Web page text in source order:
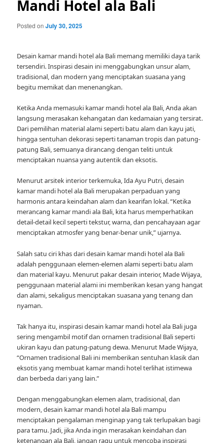
Mandi Hotel ala Bali
Posted onJuly 30, 2025
Desain kamar mandi hotel ala Bali memang memiliki daya tarik
tersendiri. Inspirasi desain ini menggabungkan unsur alam,
tradisional, dan modern yang menciptakan suasana yang
begitu memikat dan menenangkan.
Ketika Anda memasuki kamar mandi hotel ala Bali, Anda akan
langsung merasakan kehangatan dan kedamaian yang tersirat.
Dari pemilihan material alami seperti batu alam dan kayu jati,
hingga sentuhan dekorasi seperti tanaman tropis dan patung-
patung Bali, semuanya dirancang dengan teliti untuk
menciptakan nuansa yang autentik dan eksotis.
Menurut arsitek interior terkemuka, Ida Ayu Putri, desain
kamar mandi hotel ala Bali merupakan perpaduan yang
harmonis antara keindahan alam dan kearifan lokal. “Ketika
merancang kamar mandi ala Bali, kita harus memperhatikan
detail-detail kecil seperti tekstur, warna, dan pencahayaan agar
menciptakan atmosfer yang benar-benar unik,” ujarnya.
Salah satu ciri khas dari desain kamar mandi hotel ala Bali
adalah penggunaan elemen-elemen alami seperti batu alam
dan material kayu. Menurut pakar desain interior, Made Wijaya,
penggunaan material alami ini memberikan kesan yang hangat
dan alami, sekaligus menciptakan suasana yang tenang dan
nyaman.
Tak hanya itu, inspirasi desain kamar mandi hotel ala Bali juga
sering mengambil motif dan ornamen tradisional Bali seperti
ukiran kayu dan patung-patung dewa. Menurut Made Wijaya,
“Ornamen tradisional Bali ini memberikan sentuhan klasik dan
eksotis yang membuat kamar mandi hotel terlihat istimewa
dan berbeda dari yang lain.”
Dengan menggabungkan elemen alam, tradisional, dan
modern, desain kamar mandi hotel ala Bali mampu
menciptakan pengalaman menginap yang tak terlupakan bagi
para tamu. Jadi, jika Anda ingin merasakan keindahan dan
ketenangan ala Bali, jangan ragu untuk mencoba inspirasi